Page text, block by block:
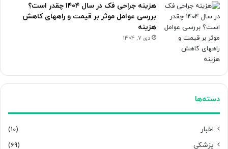
هزینه جراحی فک در سال ۱۴۰۴ چقدر است؟
بررسی عوامل موثر بر قیمت و راههای کاهش
هزینه
دی 7, 1404
دسته‌ها
اخبار
(10)
پزشکی
(69)